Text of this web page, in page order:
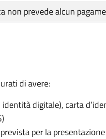
non prevede alcun
di avere:
digitale), carta
per la